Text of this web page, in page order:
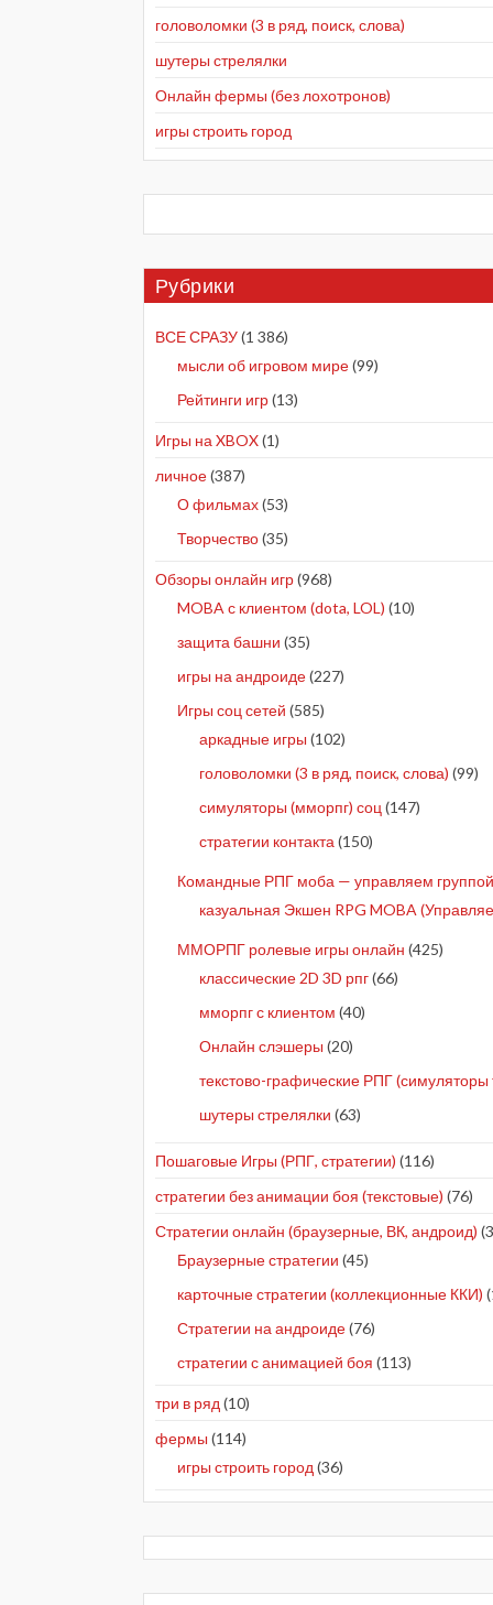
головоломки (3 в ряд, поиск, слова)
шутеры стрелялки
Онлайн фермы (без лохотронов)
игры строить город
Рубрики
ВСЕ СРАЗУ(1 386)
мысли об игровом мире(99)
Рейтинги игр(13)
Игры на XBOX(1)
личное(387)
О фильмах(53)
Творчество(35)
Обзоры онлайн игр(968)
MOBA с клиентом (dota, LOL) (10)
защита башни (35)
игры на андроиде(227)
Игры соц сетей (585)
аркадные игры (102)
головоломки (3 в ряд, поиск, слова) (99)
симуляторы (мморпг) соц (147)
стратегии контакта (150)
Командные РПГ моба — управляем группой
казуальная Экшен RPG MOBA
ММОРПГ ролевые игры онлайн (425)
классические 2D 3D рпг(66)
мморпг с клиентом (40)
Онлайн слэшеры (20)
текстово-графические РПГ
шутеры стрелялки (63)
Пошаговые Игры (РПГ, стратегии) (116)
стратегии без анимации боя (текстовые) (76)
Стратегии онлайн (браузерные, ВК, андроид)
Браузерные стратегии (45)
карточные стратегии (коллекционные ККИ)
Стратегии на андроиде(76)
стратегии с анимацией боя (113)
три в ряд (10)
фермы (114)
игры строить город (36)